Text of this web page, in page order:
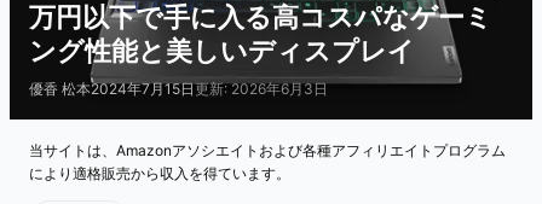
万円以下で手に入る高コスパなゲーミ
ング性能と美しいディスプレイ
優香 松本2024年7月15日更新: 2026年6月3日
当サイトは、Amazonアソシエイトおよび各種アフィリエイトプログラム
により適格販売から収入を得ています。